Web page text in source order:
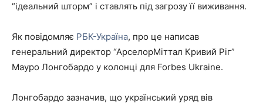
“ідеальний шторм” і ставлять під загрозу її виживання.
Як повідомляє РБК-Україна, про це написав
генеральний директор “АрселорМіттал Кривий Ріг”
Мауро Лонгобардо у колонці для Forbes Ukraine.
Лонгобардо зазначив, що український уряд вів